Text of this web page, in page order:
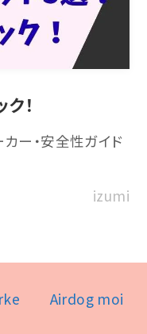
！
ー・安全性ガイド
izumi
Airdog moi